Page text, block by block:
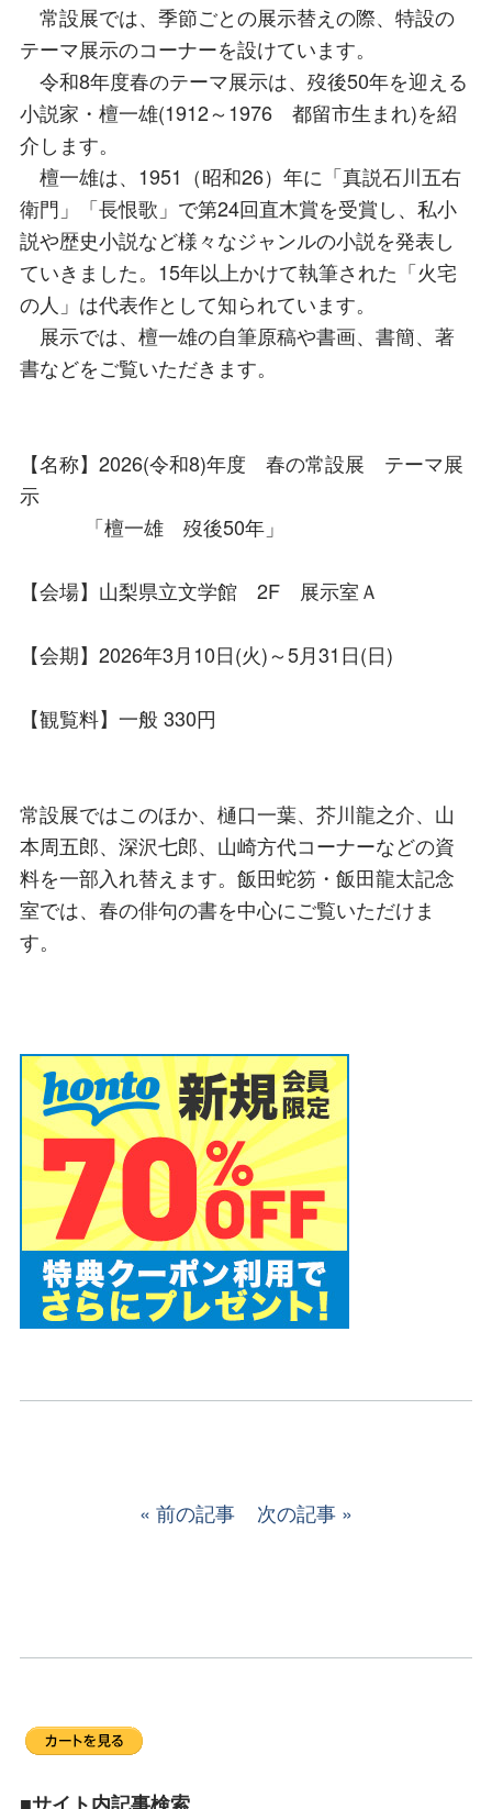
常設展では、季節ごとの展示替えの際、特設の
テーマ展示のコーナーを設けています。
令和8年度春のテーマ展示は、歿後50年を迎える
小説家・檀一雄(1912～1976 都留市生まれ)を紹
介します。
檀一雄は、1951（昭和26）年に「真説石川五右
衛門」「長恨歌」で第24回直木賞を受賞し、私小
説や歴史小説など様々なジャンルの小説を発表し
ていきました。15年以上かけて執筆された「火宅
の人」は代表作として知られています。
展示では、檀一雄の自筆原稿や書画、書簡、著
書などをご覧いただきます。
【名称】2026(令和8)年度 春の常設展 テーマ展
示
「檀一雄 歿後50年」
【会場】山梨県立文学館 2F 展示室Ａ
【会期】2026年3月10日(火)～5月31日(日)
【観覧料】一般 330円
常設展ではこのほか、樋口一葉、芥川龍之介、山
本周五郎、深沢七郎、山崎方代コーナーなどの資
料を一部入れ替えます。飯田蛇笏・飯田龍太記念
室では、春の俳句の書を中心にご覧いただけま
す。
前の記事 次の記事